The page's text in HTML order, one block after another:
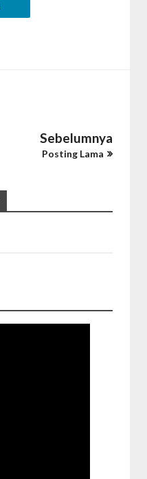
Sebelumnya
Posting Lama